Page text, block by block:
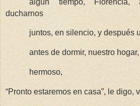
ducharnos
juntos, en silencio, y después
antes de dormir, nuestro
hermoso,
“Pronto estaremos en casa”, le digo,